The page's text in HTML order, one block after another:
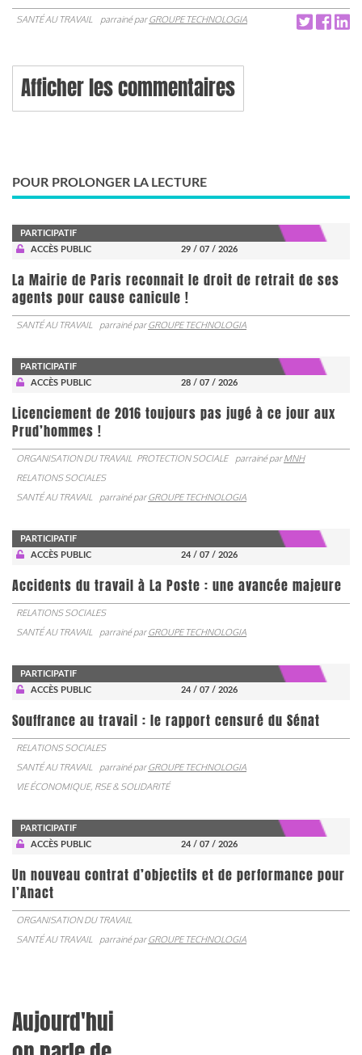
SANTÉ AU TRAVAIL parrainé parGROUPE TECHNOLOGIA
Afficher les commentaires
POUR PROLONGER LA LECTURE
PARTICIPATIF
ACCÈS PUBLIC
29 / 07 / 2026
La Mairie de Paris reconnait le droit de retrait de ses
agents pour cause canicule !
SANTÉ AU TRAVAIL parrainé parGROUPE TECHNOLOGIA
PARTICIPATIF
ACCÈS PUBLIC
28 / 07 / 2026
Licenciement de 2016 toujours pas jugé à ce jour aux
Prud’hommes !
ORGANISATION DU TRAVAIL PROTECTION SOCIALE parrainé parMNH
RELATIONS SOCIALES
SANTÉ AU TRAVAIL
parrainé parGROUPE TECHNOLOGIA
PARTICIPATIF
ACCÈS PUBLIC
24 / 07 / 2026
Accidents du travail à La Poste : une avancée majeure
RELATIONS SOCIALES
SANTÉ AU TRAVAIL
parrainé parGROUPE TECHNOLOGIA
PARTICIPATIF
ACCÈS PUBLIC
24 / 07 / 2026
Souffrance au travail : le rapport censuré du Sénat
RELATIONS SOCIALES
SANTÉ AU TRAVAIL
parrainé parGROUPE TECHNOLOGIA
VIE ÉCONOMIQUE, RSE & SOLIDARITÉ
PARTICIPATIF
ACCÈS PUBLIC
24 / 07 / 2026
Un nouveau contrat d’objectifs et de performance pour
l’Anact
ORGANISATION DU TRAVAIL
SANTÉ AU TRAVAIL
parrainé parGROUPE TECHNOLOGIA
Aujourd'hui